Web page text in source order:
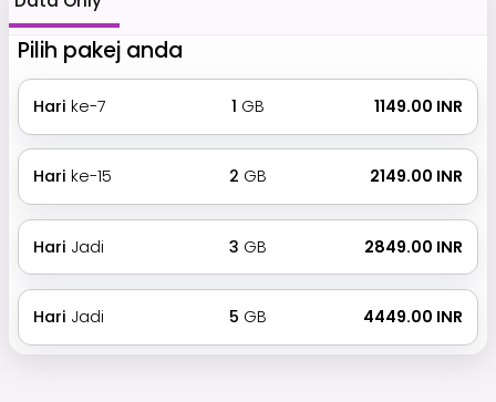
Pilih pakej anda
Hari ke-7 1 GB ₹ 1149.00 INR
Hari ke-15 2 GB ₹ 2149.00 INR
Hari Jadi 3 GB ₹ 2849.00 INR
Hari Jadi 5 GB ₹ 4449.00 INR